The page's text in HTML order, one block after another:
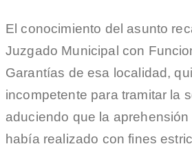
El conocimiento del asunto
Juzgado Municipal con
Garantías de esa localidad,
incompetente para tramitar la
aduciendo que la
había realizado con fines